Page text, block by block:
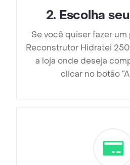
2. Escolha
Se você quiser fazer
Reconstrutor Hidratei
a loja onde deseja
clicar no botão